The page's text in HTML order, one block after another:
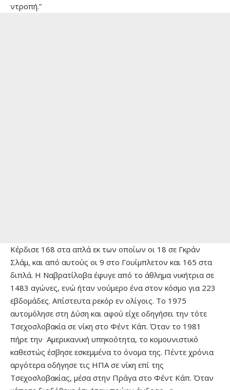
ντροπή.”
Κέρδισε 168 στα απλά εκ των οποίων οι 18 σε Γκράν
Σλάμ, και από αυτούς οι 9 στο Γουίμπλετον και 165 στα
διπλά. Η Ναβρατίλοβα έφυγε από το άθλημα νικήτρια σε
1483 αγώνες, ενώ ήταν νούμερο ένα στον κόσμο για 223
εβδομάδες. Απίστευτα ρεκόρ εν ολίγοις. Το 1975
αυτομόλησε στη Δύση και αφού είχε οδηγήσει την τότε
Τσεχοσλοβακία σε νίκη στο Φέντ Κάπ. Όταν το 1981
πήρε την Αμερικανική υπηκοότητα, το κομουνιστικό
καθεστώς έσβησε εσκεμμένα το όνομα της. Πέντε χρόνια
αργότερα οδήγησε τις ΗΠΑ σε νίκη επί της
Τσεχοσλοβακίας, μέσα στην Πράγα στο Φέντ Κάπ. Όταν